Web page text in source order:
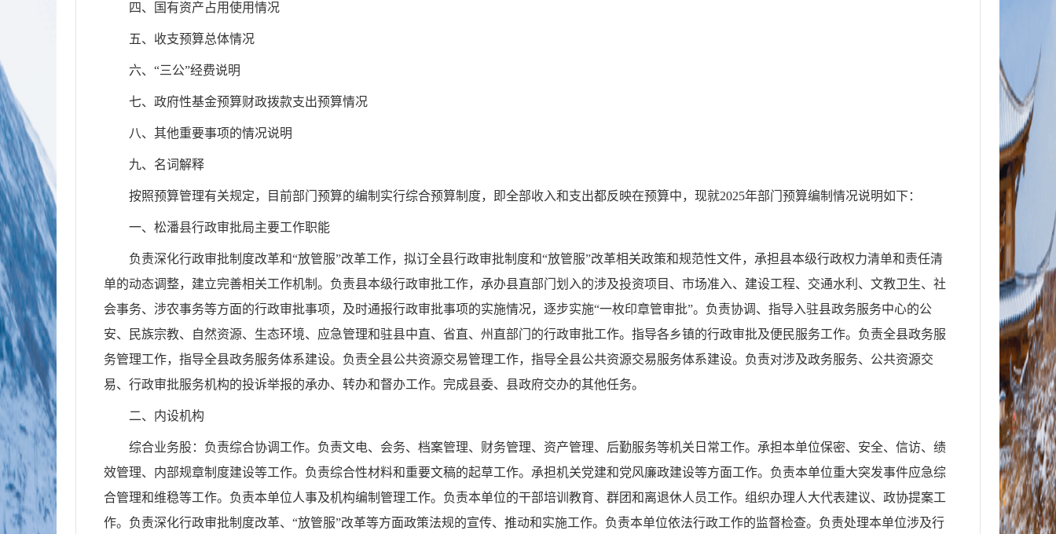
四、国有资产占用使用情况
五、收支预算总体情况
六、“三公”经费说明
七、政府性基金预算财政拨款支出预算情况
八、其他重要事项的情况说明
九、名词解释
按照预算管理有关规定，目前部门预算的编制实行综合预算制度，即全部收入和支出都反映在预算中，现就2025年部门预算编制情况说明如下：
一、松潘县行政审批局主要工作职能
负责深化行政审批制度改革和“放管服”改革工作，拟订全县行政审批制度和“放管服”改革相关政策和规范性文件，承担县本级行政权力清单和责任清
单的动态调整，建立完善相关工作机制。负责县本级行政审批工作，承办县直部门划入的涉及投资项目、市场准入、建设工程、交通水利、文教卫生、社
会事务、涉农事务等方面的行政审批事项，及时通报行政审批事项的实施情况，逐步实施“一枚印章管审批”。负责协调、指导入驻县政务服务中心的公
安、民族宗教、自然资源、生态环境、应急管理和驻县中直、省直、州直部门的行政审批工作。指导各乡镇的行政审批及便民服务工作。负责全县政务服
务管理工作，指导全县政务服务体系建设。负责全县公共资源交易管理工作，指导全县公共资源交易服务体系建设。负责对涉及政务服务、公共资源交
易、行政审批服务机构的投诉举报的承办、转办和督办工作。完成县委、县政府交办的其他任务。
二、内设机构
综合业务股：负责综合协调工作。负责文电、会务、档案管理、财务管理、资产管理、后勤服务等机关日常工作。承担本单位保密、安全、信访、绩
效管理、内部规章制度建设等工作。负责综合性材料和重要文稿的起草工作。承担机关党建和党风廉政建设等方面工作。负责本单位重大突发事件应急综
合管理和维稳等工作。负责本单位人事及机构编制管理工作。负责本单位的干部培训教育、群团和离退休人员工作。组织办理人大代表建议、政协提案工
作。负责深化行政审批制度改革、“放管服”改革等方面政策法规的宣传、推动和实施工作。负责本单位依法行政工作的监督检查。负责处理本单位涉及行